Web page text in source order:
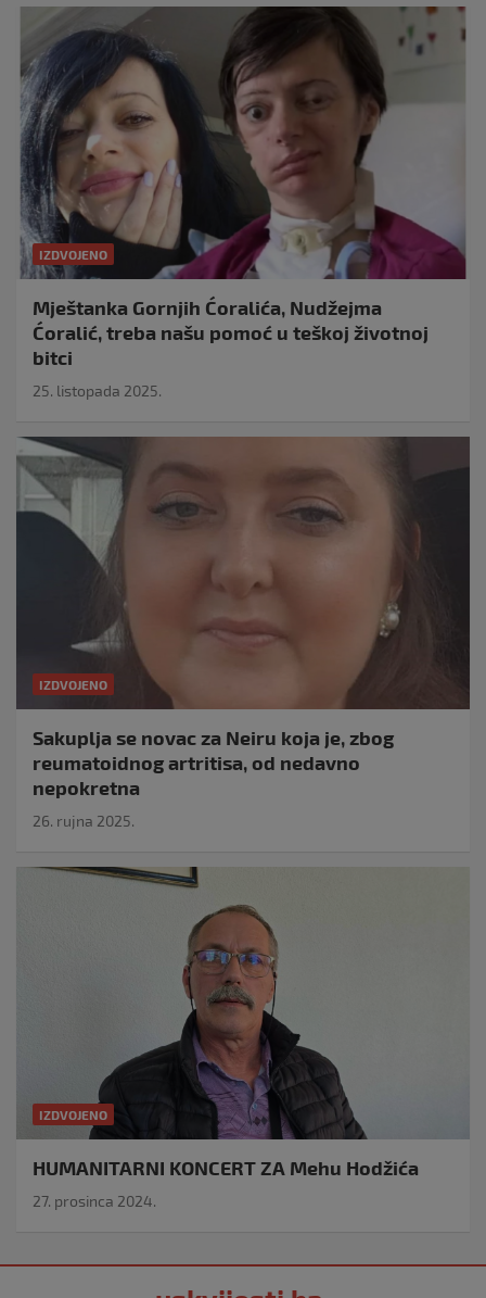
IZDVOJENO
Mještanka Gornjih Ćoralića, Nudžejma
Ćoralić, treba našu pomoć u teškoj životnoj
bitci
25. listopada 2025.
IZDVOJENO
Sakuplja se novac za Neiru koja je, zbog
reumatoidnog artritisa, od nedavno
nepokretna
26. rujna 2025.
IZDVOJENO
HUMANITARNI KONCERT ZA Mehu Hodžića
27. prosinca 2024.